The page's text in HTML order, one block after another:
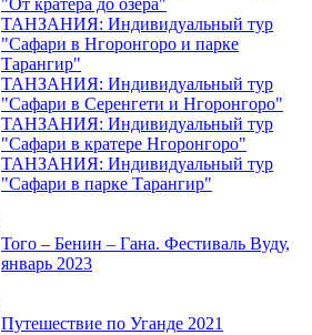
"От кратера до озера"
ТАНЗАНИЯ: Индивидуальный тур
"Сафари в Нгоронгоро и парке
Тарангир"
ТАНЗАНИЯ: Индивидуальный тур
"Сафари в Серенгети и Нгоронгоро"
ТАНЗАНИЯ: Индивидуальный тур
"Сафари в кратере Нгоронгоро"
ТАНЗАНИЯ: Индивидуальный тур
"Сафари в парке Тарангир"
Того – Бенин – Гана. Фестиваль Вуду,
январь 2023
Путешествие по Уганде 2021